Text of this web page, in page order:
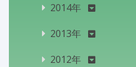
2014年
2013年
2012年